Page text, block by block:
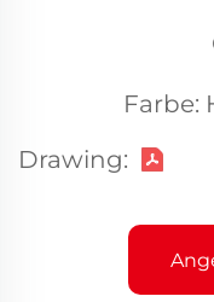
Farbe:
Drawing: